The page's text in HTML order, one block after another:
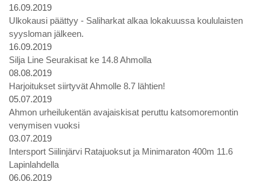
16.09.2019
Ulkokausi päättyy - Saliharkat alkaa lokakuussa koululaisten
syysloman jälkeen.
16.09.2019
Silja Line Seurakisat ke 14.8 Ahmolla
08.08.2019
Harjoitukset siirtyvät Ahmolle 8.7 lähtien!
05.07.2019
Ahmon urheilukentän avajaiskisat peruttu katsomoremontin
venymisen vuoksi
03.07.2019
Intersport Siilinjärvi Ratajuoksut ja Minimaraton 400m 11.6
Lapinlahdella
06.06.2019